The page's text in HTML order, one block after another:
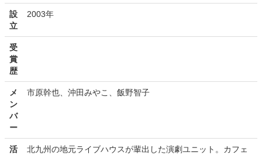
設
立
2003年
受
賞
歴
メ
ン
バ
ー
市原幹也、沖田みやこ、飯野智子
活
北九州の地元ライブハウスが輩出した演劇ユニット。カフェ